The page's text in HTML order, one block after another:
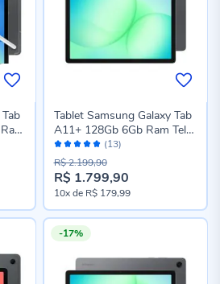
Avaliação:
100%
(13)
Tablet Samsung Galaxy Tab
A11+ 128Gb 6Gb Ram Tela
11" - Cinza
Preço
especial
R$ 1.799,90
R$ 2.199,90
10xde R$ 179,99
-17%